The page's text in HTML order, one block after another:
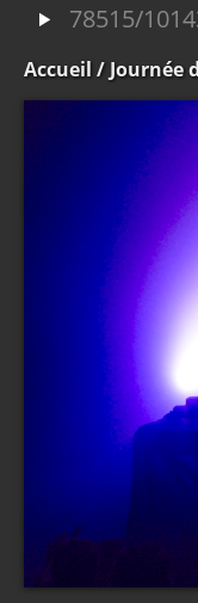
78515/
Accueil / Journée